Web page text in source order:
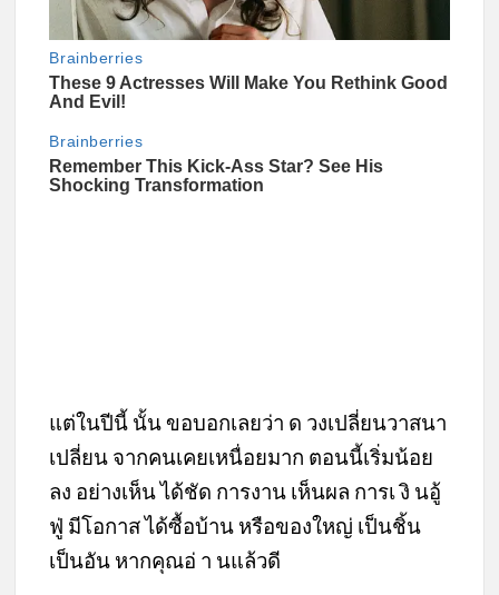
แต่ในปีนี้ นั้น ขอบอกเลยว่า ด วงเปลี่ยนวาสนา
เปลี่ยน จากคนเคยเหนื่อยมาก ตอนนี้เริ่มน้อย
ลง อย่างเห็น ได้ชัด การงาน เห็นผล การเ งิ นอู้
ฟู่ มีโอกาส ได้ซื้อบ้าน หรือของใหญ่ เป็นชิ้น
เป็นอัน หากคุณอ่ า นแล้วดี